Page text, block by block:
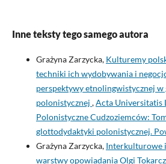
Inne teksty tego samego autora
Grażyna Zarzycka, Kulturemy
techniki ich wydobywania i
perspektywy etnolingwistycznej
polonistycznej ,Acta Universitatis
Polonistyczne Cudzoziemców:
glottodydaktyki polonistycznej.
Grażyna Zarzycka, Interkulturowe
warstwy opowiadania Olgi